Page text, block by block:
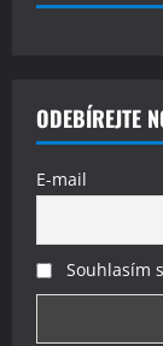
ODEBÍREJTE
E-mail
Souhlasím